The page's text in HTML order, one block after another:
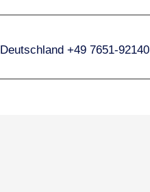
Deutschland +49 7651-92140